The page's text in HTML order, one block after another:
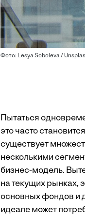
Фото: Lesya Soboleva /
Пытаться
это часто становится
существует
несколькими
бизнес-модель.
на текущих рынках,
основных фондов и
идеале может